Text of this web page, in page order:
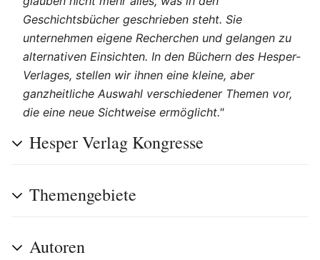
Geschichtsbücher geschrieben steht. Sie
unternehmen eigene Recherchen und gelangen zu
alternativen Einsichten. In den Büchern des Hesper-
Verlages, stellen wir ihnen eine kleine, aber
ganzheitliche Auswahl verschiedener Themen vor,
die eine neue Sichtweise ermöglicht."
Hesper Verlag Kongresse
Themengebiete
Autoren